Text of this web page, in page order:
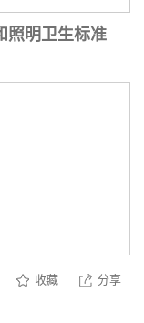
照明卫生标准
收藏 分享